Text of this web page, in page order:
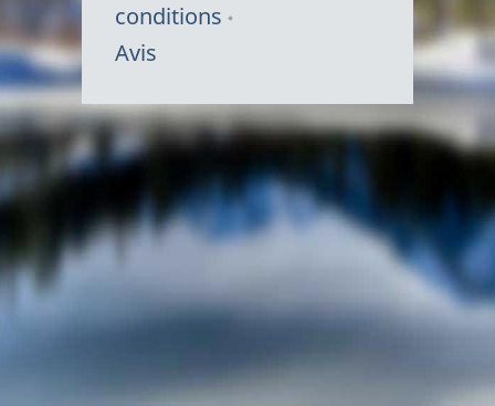
conditions
Avis
Symbole
du
Canada